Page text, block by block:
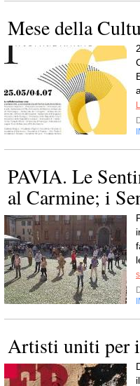
Mese della
PAVIA. Le
al Carmine; i
Artisti uniti per